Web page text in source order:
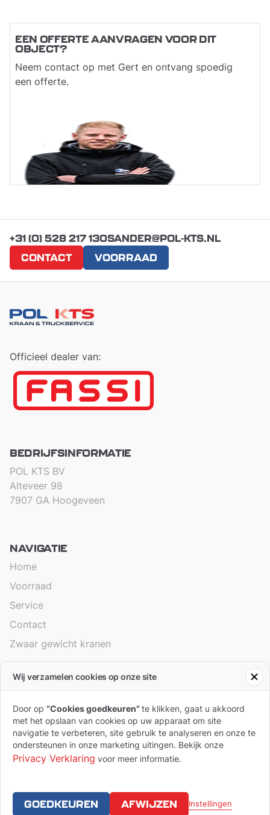
EEN OFFERTE AANVRAGEN VOOR DIT
OBJECT?
Neem contact op met Gert en ontvang spoedig
een offerte.
+31 (0) 528 217 130SANDER@POL-KTS.NL
CONTACT
VOORRAAD
Officieel dealer van:
BEDRIJFSINFORMATIE
POL KTS BV
Alteveer 98
7907 GA Hoogeveen
NAVIGATIE
Home
Voorraad
Service
Contact
Zwaar gewicht kranen
ALGEMEEN
Branches
Algemene voorwaarden
Privacy Statement
Cookies
Copyright Pol Ontworpen en ontwikkeld door
Wij verzamelen cookies op onze site
Door op “Cookies goedkeuren” te klikken, gaat u akkoord
met het opslaan van cookies op uw apparaat om site
navigatie te verbeteren, site gebruik te analyseren en onze te
ondersteunen in onze marketing uitingen. Bekijk onze
Privacy Verklaring voor meer informatie.
GOEDKEUREN AFWIJZEN Instellingen